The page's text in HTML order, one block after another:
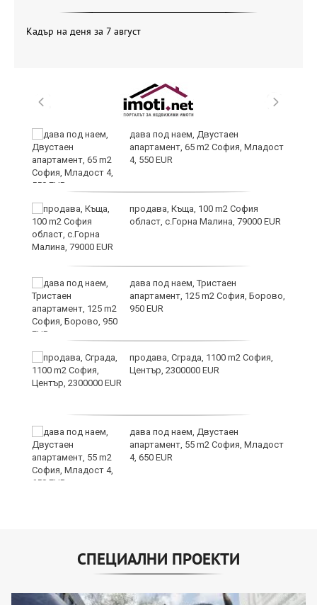
Кадър на деня за 7 август
дава под наем, Двустаен
апартамент, 65 m2 София, Младост
4, 550 EUR
продава, Къща, 100 m2 София
област, с.Горна Малина, 79000 EUR
дава под наем, Тристаен
апартамент, 125 m2 София, Борово,
950 EUR
продава, Сграда, 1100 m2 София,
Център, 2300000 EUR
дава под наем, Двустаен
апартамент, 55 m2 София, Младост
4, 650 EUR
СПЕЦИАЛНИ ПРОЕКТИ